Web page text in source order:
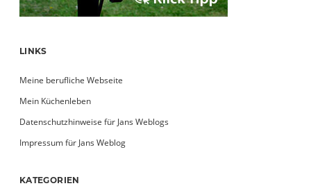
LINKS
Meine berufliche Webseite
Mein Küchenleben
Datenschutzhinweise für Jans Weblogs
Impressum für Jans Weblog
KATEGORIEN